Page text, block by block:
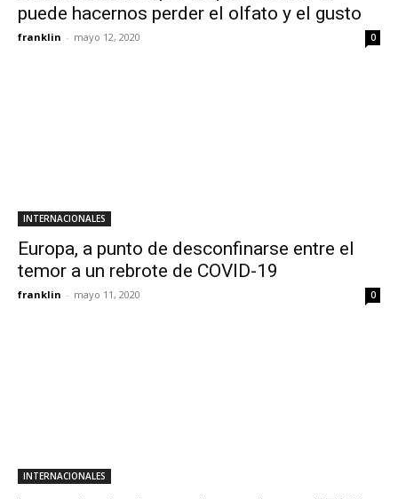
puede hacernos perder el olfato y el gusto
franklin - mayo 12, 2020 0
INTERNACIONALES
Europa, a punto de desconfinarse entre el
temor a un rebrote de COVID-19
franklin - mayo 11, 2020 0
INTERNACIONALES